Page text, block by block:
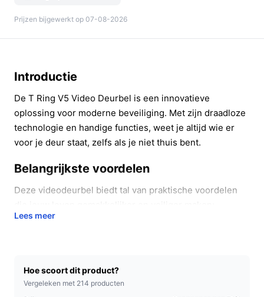
Prijzen bijgewerkt op 07-08-2026
Introductie
De T Ring V5 Video Deurbel is een innovatieve
oplossing voor moderne beveiliging. Met zijn draadloze
technologie en handige functies, weet je altijd wie er
voor je deur staat, zelfs als je niet thuis bent.
Belangrijkste voordelen
Deze videodeurbel biedt tal van praktische voordelen
Live bekijken:Dankzij de HD-camera kun je op elk
moment live meekijken wie er voor de deur staat,
Lees meer
Hoe scoort dit product?
Vergeleken met 214 producten